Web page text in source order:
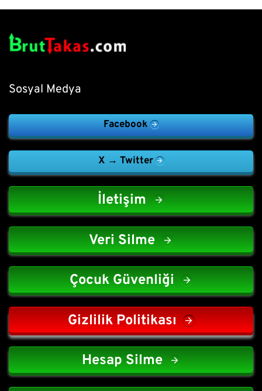
Sosyal Medya
Facebook
X → Twitter
İletişim
Veri Silme
Çocuk Güvenliği
Gizlilik Politikası
Hesap Silme